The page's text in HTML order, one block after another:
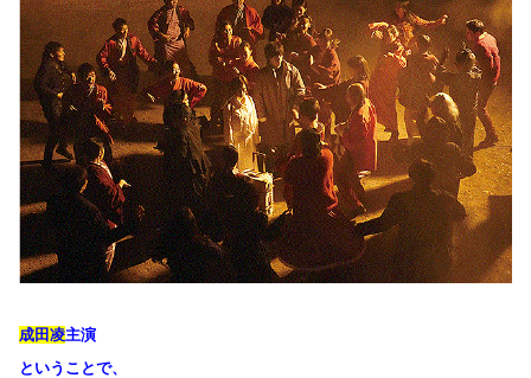
成田凌主演
ということで、